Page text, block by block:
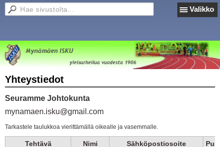
Valikko
Yhteystiedot
Seuramme Johtokunta
mynamaen.isku@gmail.com
Tarkastele taulukkoa vierittämällä oikealle ja vasemmalle.
Tehtävä Nimi Sähköpostiosoite